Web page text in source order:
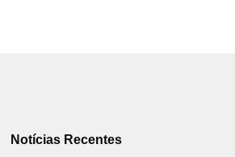
Notícias Recentes